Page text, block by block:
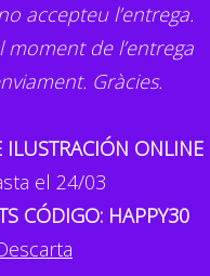
accepteu l’entrega.
de l’entrega
Gràcies.
ONLINE
el 24/03
CÓDIGO: HAPPY30